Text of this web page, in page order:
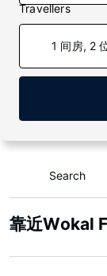
Travellers
1 间房, 2
Search
靠近Wokal